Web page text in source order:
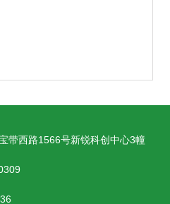
带西路1566号新锐科创中心3幢